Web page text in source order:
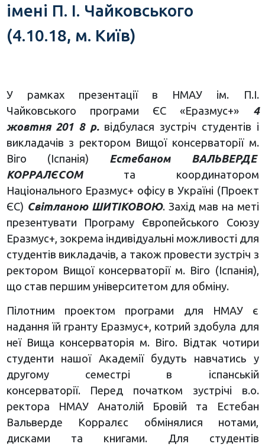
імені П. І. Чайковського
(4.10.18, м. Київ)
У рамках презентації в НМАУ ім. П.І.
Чайковського програми ЄС «Еразмус+» 4
жовтня 201 8 р. відбулася зустріч студентів і
викладачів з ректором Вищої консерваторії м.
Віго (Іспанія) Естебаном ВАЛЬВЕРДЕ
КОРРАЛЄСОМ
та координатором
Національного Еразмус+ офісу в Україні (Проект
ЄС) Світланою ШИТІКОВОЮ. Захід мав на меті
презентувати Програму Європейського Союзу
Еразмус+, зокрема індивідуальні можливості для
студентів викладачів, а також провести зустріч з
ректором Вищої консерваторії м. Віго (Іспанія),
що став першим університетом для обміну.
Пілотним проектом програми для НМАУ є
надання їй гранту Еразмус+, котрий здобула для
неї Вища консерваторія м. Віго. Відтак чотири
студенти нашої Академії будуть навчатись у
другому семестрі в іспанській
консерваторії. Перед початком зустрічі в.о.
ректора НМАУ Анатолій Бровій та Естебан
Вальверде Корралєс обмінялися нотами,
дисками та книгами. Для студентів